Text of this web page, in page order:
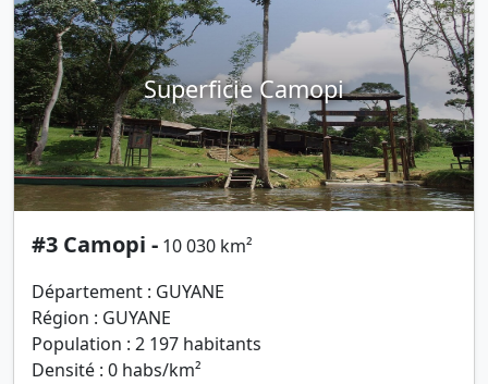
Superficie Camopi
#3 Camopi - 10 030 km²
Département : GUYANE
Région : GUYANE
Population : 2 197 habitants
Densité : 0 habs/km²